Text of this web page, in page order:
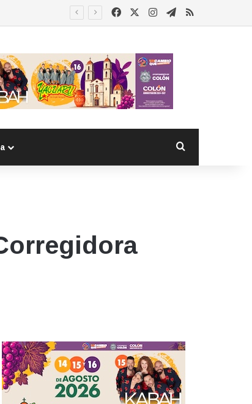
FacebookInstagram
Telegram
RSS